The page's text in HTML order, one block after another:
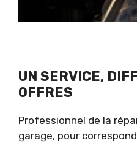
UN SERVICE,
OFFRES
Professionnel de la
garage, pour